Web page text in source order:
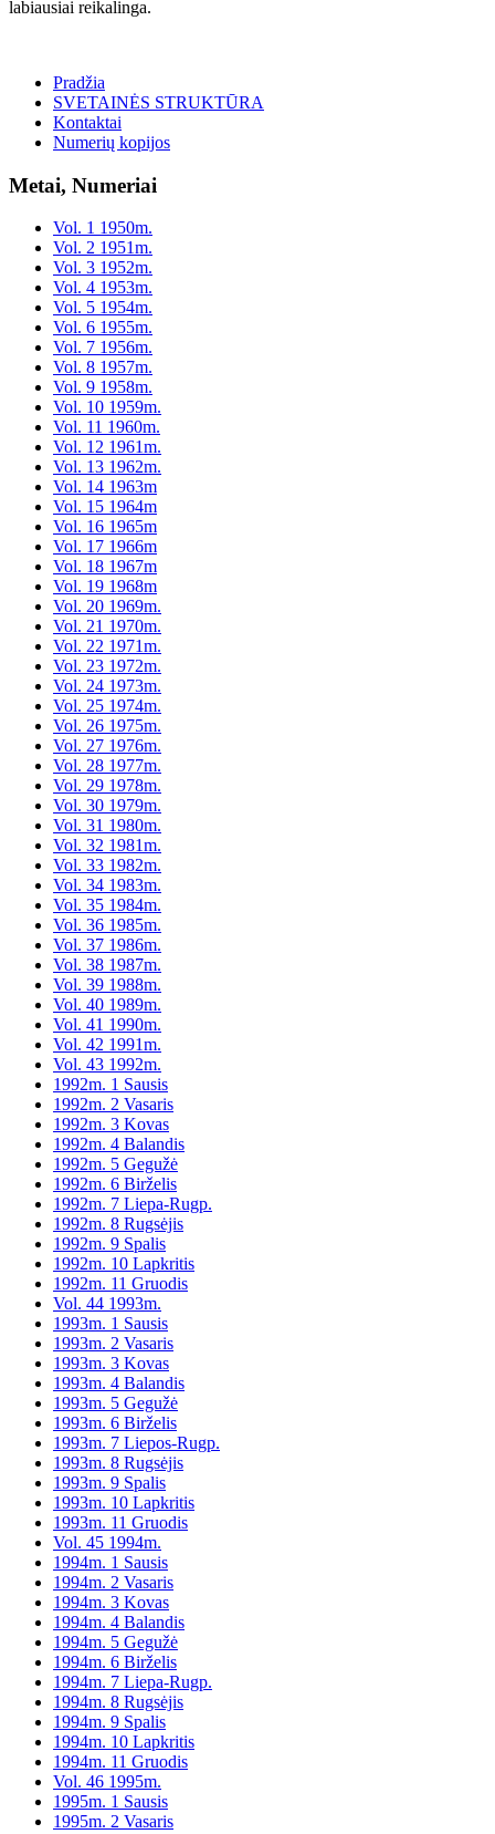
labiausiai reikalinga.
Pradžia
SVETAINĖS STRUKTŪRA
Kontaktai
Numerių kopijos
Metai, Numeriai
Vol. 1 1950m.
Vol. 2 1951m.
Vol. 3 1952m.
Vol. 4 1953m.
Vol. 5 1954m.
Vol. 6 1955m.
Vol. 7 1956m.
Vol. 8 1957m.
Vol. 9 1958m.
Vol. 10 1959m.
Vol. 11 1960m.
Vol. 12 1961m.
Vol. 13 1962m.
Vol. 14 1963m
Vol. 15 1964m
Vol. 16 1965m
Vol. 17 1966m
Vol. 18 1967m
Vol. 19 1968m
Vol. 20 1969m.
Vol. 21 1970m.
Vol. 22 1971m.
Vol. 23 1972m.
Vol. 24 1973m.
Vol. 25 1974m.
Vol. 26 1975m.
Vol. 27 1976m.
Vol. 28 1977m.
Vol. 29 1978m.
Vol. 30 1979m.
Vol. 31 1980m.
Vol. 32 1981m.
Vol. 33 1982m.
Vol. 34 1983m.
Vol. 35 1984m.
Vol. 36 1985m.
Vol. 37 1986m.
Vol. 38 1987m.
Vol. 39 1988m.
Vol. 40 1989m.
Vol. 41 1990m.
Vol. 42 1991m.
Vol. 43 1992m.
1992m. 1 Sausis
1992m. 2 Vasaris
1992m. 3 Kovas
1992m. 4 Balandis
1992m. 5 Gegužė
1992m. 6 Birželis
1992m. 7 Liepa-Rugp.
1992m. 8 Rugsėjis
1992m. 9 Spalis
1992m. 10 Lapkritis
1992m. 11 Gruodis
Vol. 44 1993m.
1993m. 1 Sausis
1993m. 2 Vasaris
1993m. 3 Kovas
1993m. 4 Balandis
1993m. 5 Gegužė
1993m. 6 Birželis
1993m. 7 Liepos-Rugp.
1993m. 8 Rugsėjis
1993m. 9 Spalis
1993m. 10 Lapkritis
1993m. 11 Gruodis
Vol. 45 1994m.
1994m. 1 Sausis
1994m. 2 Vasaris
1994m. 3 Kovas
1994m. 4 Balandis
1994m. 5 Gegužė
1994m. 6 Birželis
1994m. 7 Liepa-Rugp.
1994m. 8 Rugsėjis
1994m. 9 Spalis
1994m. 10 Lapkritis
1994m. 11 Gruodis
Vol. 46 1995m.
1995m. 1 Sausis
1995m. 2 Vasaris